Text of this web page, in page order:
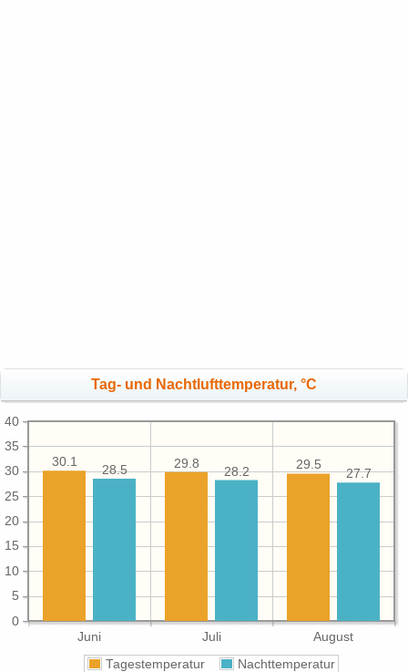
Tag- und Nachtlufttemperatur, °C
Juni Juli August
0
5
10
15
20
25
30
35
40
29.5
29.8
30.1
27.7
28.2
28.5
Tagestemperatur Nachttemperatur